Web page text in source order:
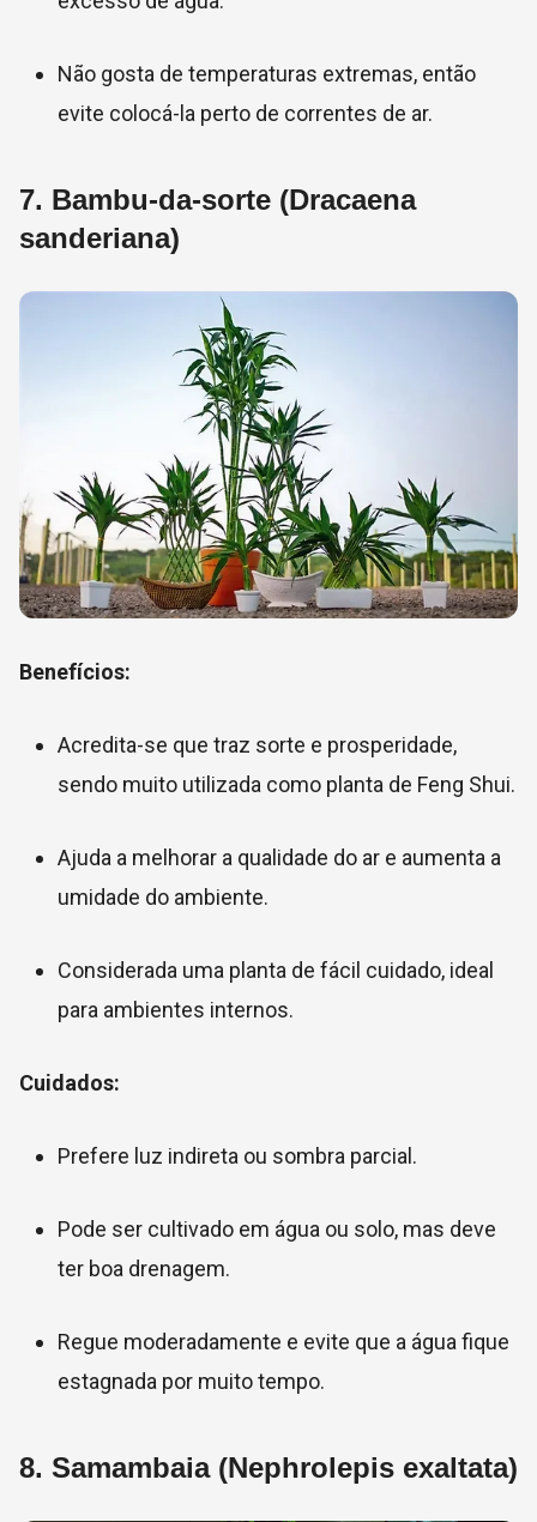
Não gosta de temperaturas extremas, então
evite colocá-la perto de correntes de ar.
7. Bambu-da-sorte (Dracaena
sanderiana)
Benefícios:
Acredita-se que traz sorte e prosperidade,
sendo muito utilizada como planta de Feng Shui.
Ajuda a melhorar a qualidade do ar e aumenta a
umidade do ambiente.
Considerada uma planta de fácil cuidado, ideal
para ambientes internos.
Cuidados:
Prefere luz indireta ou sombra parcial.
Pode ser cultivado em água ou solo, mas deve
ter boa drenagem.
Regue moderadamente e evite que a água fique
estagnada por muito tempo.
8. Samambaia (Nephrolepis exaltata)